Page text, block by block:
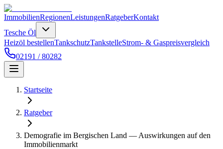
ImmobilienRegionenLeistungenRatgeberKontakt
Tesche Öl
Heizöl bestellenTankschutzTankstelleStrom- & Gaspreisvergleich
02191 / 80282
Startseite
Ratgeber
Demografie im Bergischen Land — Auswirkungen auf den
Immobilienmarkt